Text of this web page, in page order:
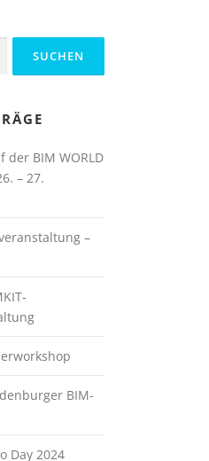
der BIM WORLD
– 27.
–
BIM-
Day 2024